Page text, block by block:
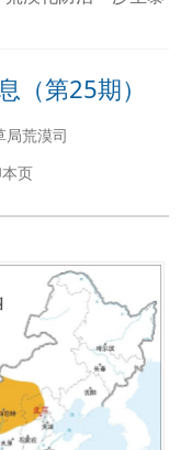
（第25期）
荒漠司
页